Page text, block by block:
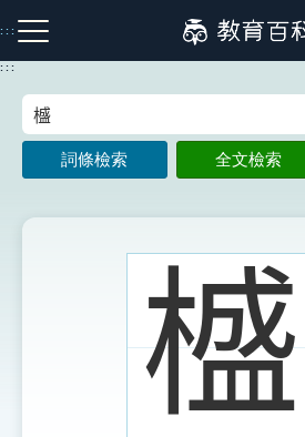
到
主
:::
注音索引圖示 筆畫索引圖示
:::
詞條檢索 全文檢索
𣛮